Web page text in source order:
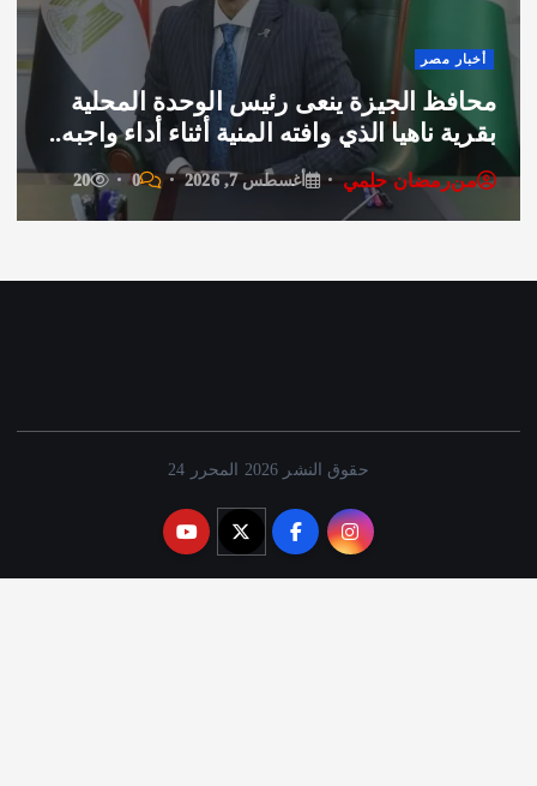
الجيزة ينعى رئيس الوحدة المحلية
ناهيا الذي وافته المنية أثناء أداء واجبه..
رمضان حلمي أغسطس 7, 2026 0
20
حقوق النشر 2026 المحرر 24